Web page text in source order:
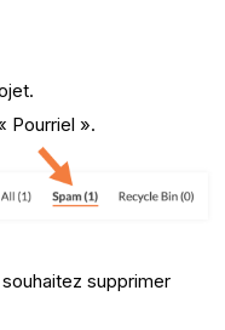
Pourriel ».
supprimer